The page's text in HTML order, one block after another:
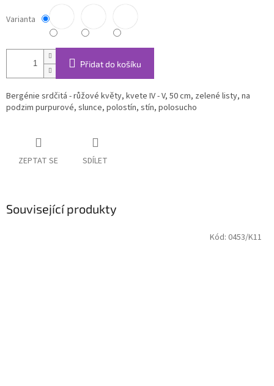
cena:
Varianta
Přidat do košíku
Bergénie srdčitá - růžové květy, kvete IV - V, 50 cm, zelené listy, na
podzim purpurové, slunce, polostín, stín, polosucho
ZEPTAT SE SDÍLET
Související produkty
Kód: 0453/K11